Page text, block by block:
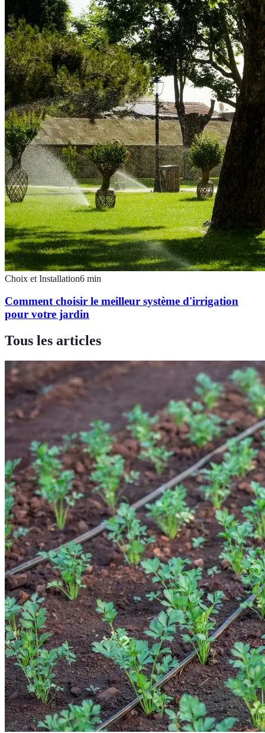
Choix et Installation6 min
Comment choisir le meilleur système d'irrigation
pour votre jardin
Tous les articles